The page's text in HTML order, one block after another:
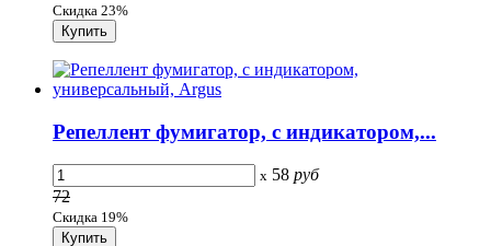
Скидка 23%
Репеллент фумигатор, с индикатором,...
x 58 руб
72
Скидка 19%